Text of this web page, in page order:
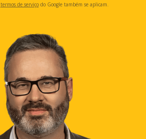
termos de serviçodo Google também se aplicam.